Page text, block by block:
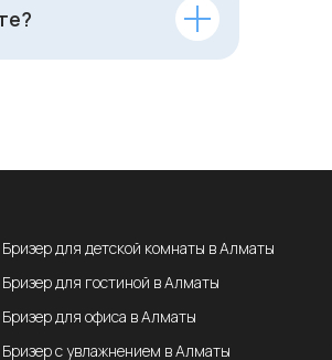
Бризер для детской комнаты в Алматы
Бризер для гостиной в Алматы
Бризер для офиса в Алматы
Бризер с увлажнением в Алматы